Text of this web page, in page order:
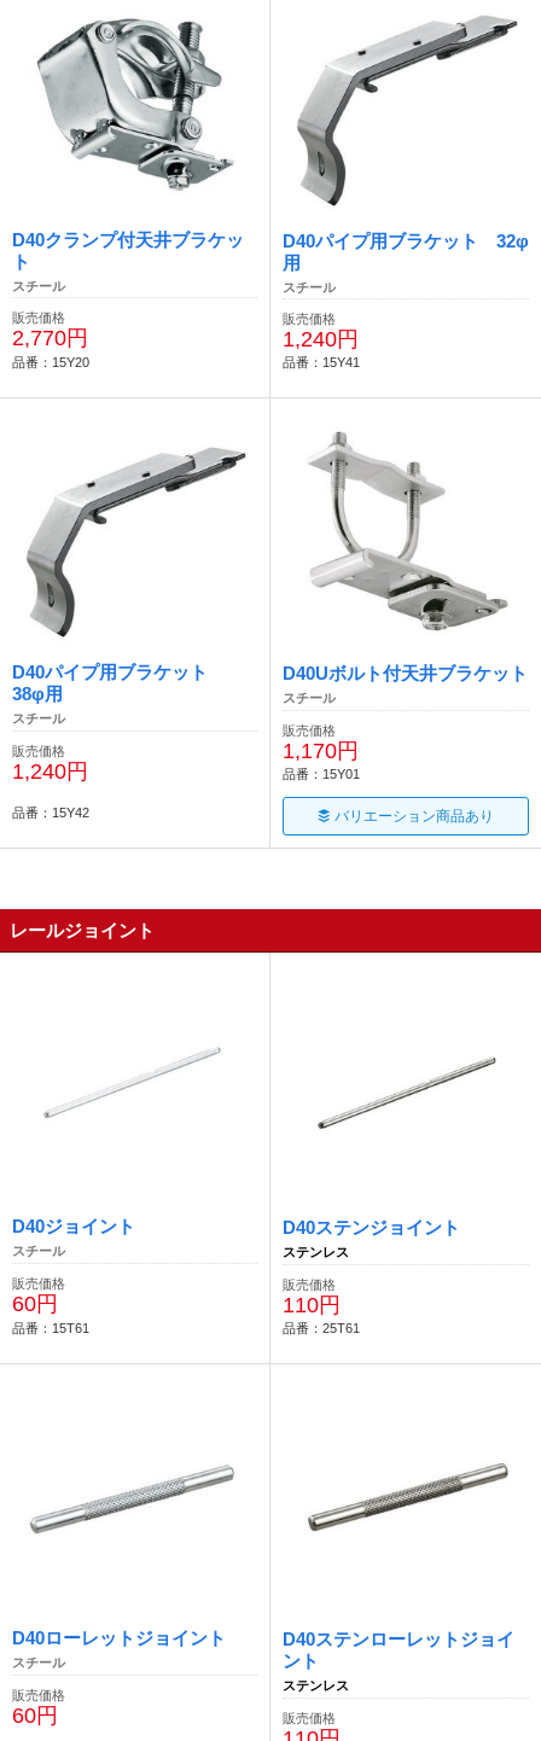
D40クランプ付天井ブラケッ
ト
スチール
販売価格
2,770円
品番：15Y20
D40パイプ用ブラケット 32φ
用
スチール
販売価格
1,240円
品番：15Y41
D40パイプ用ブラケット
38φ用
スチール
販売価格
1,240円
品番：15Y42
D40Uボルト付天井ブラケット
スチール
販売価格
1,170円
品番：15Y01
バリエーション商品あり
レールジョイント
D40ジョイント
スチール
販売価格
60円
品番：15T61
D40ステンジョイント
ステンレス
販売価格
110円
品番：25T61
D40ローレットジョイント
スチール
販売価格
60円
D40ステンローレットジョイ
ント
ステンレス
販売価格